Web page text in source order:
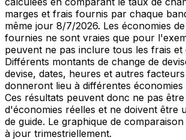
marges et frais fournis par chaque
même jour 8/7/2026. Les économies
fournies ne sont vraies que pour
peuvent ne pas inclure tous les frais et
Différents montants de change de
devise, dates, heures et autres
donneront lieu à différentes économies
Ces résultats peuvent donc ne pas être
d'économies réelles et ne doivent être
de guide. Le graphique de
à jour trimestriellement.